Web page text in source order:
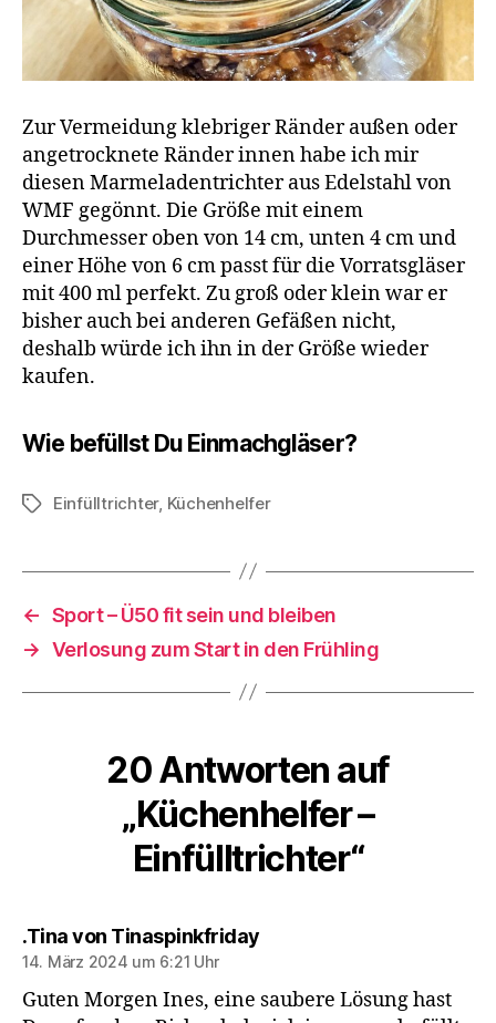
Zur Vermeidung klebriger Ränder außen oder
angetrocknete Ränder innen habe ich mir
diesen Marmeladentrichter aus Edelstahl von
WMF gegönnt. Die Größe mit einem
Durchmesser oben von 14 cm, unten 4 cm und
einer Höhe von 6 cm passt für die Vorratsgläser
mit 400 ml perfekt. Zu groß oder klein war er
bisher auch bei anderen Gefäßen nicht,
deshalb würde ich ihn in der Größe wieder
kaufen.
Wie befüllst Du Einmachgläser?
Schlagwörter
Einfülltrichter, Küchenhelfer
← Sport – Ü50 fit sein und bleiben
→ Verlosung zum Start in den Frühling
20 Antworten auf
„Küchenhelfer –
Einfülltrichter“
.Tina von Tinaspinkfridaysagt:
14. März 2024 um 6:21 Uhr
Guten Morgen Ines, eine saubere Lösung hast